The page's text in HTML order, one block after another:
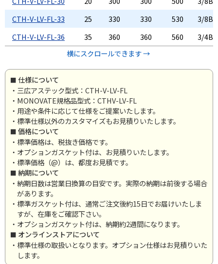
CTH-V-LV-FL-33
25 330 330 530
3/8B
CTH-V-LV-FL-36
35 360 360 560
3/4B
横にスクロールできます →
仕様について
・三広アステック型式：CTH-V-LV-FL
・MONOVATE規格品型式：CTHV-LV-FL
・用途や条件に応じて仕様をご提案いたします。
・標準仕様以外のカスタマイズもお見積りいたします。
価格について
・標準価格は、税抜き価格です。
・オプションガスケット付は、お見積りいたします。
・標準価格（@）は、都度お見積です。
納期について
・納期日数は営業日換算の目安です。実際の納期は前後する場合
があります。
・標準ガスケット付は、通常ご注文後約15日でお届けいたしま
すが、在庫をご確認下さい。
・オプションガスケット付は、納期約2週間になります。
オンラインストアについて
・標準仕様の取扱いとなります。オプション仕様はお見積りいた
します。